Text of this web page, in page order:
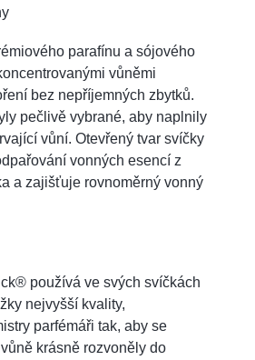
parafínu a sójového
vůněmi
bez nepříjemných zbytků.
pečlivě vybrané, aby naplnily
vůní. Otevřený tvar svíčky
vonných esencí z
a zajišťuje rovnoměrný vonný
používá ve svých svíčkách
nejvyšší kvality,
parfémáři tak, aby se
krásně rozvoněly do